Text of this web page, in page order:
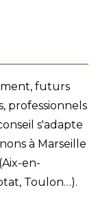
futurs
professionnels
s'adapte
à Marseille
en-
Toulon…).